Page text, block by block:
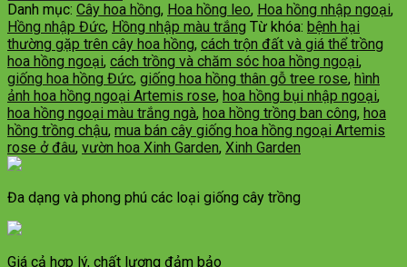
Danh mục: Cây hoa hồng, Hoa hồng leo, Hoa hồng nhập ngoại,
Hồng nhập Đức, Hồng nhập màu trắng Từ khóa: bệnh hại
thường gặp trên cây hoa hồng, cách trộn đất và giá thể trồng
hoa hồng ngoại, cách trồng và chăm sóc hoa hồng ngoại,
giống hoa hồng Đức, giống hoa hồng thân gỗ tree rose, hình
ảnh hoa hồng ngoại Artemis rose, hoa hồng bụi nhập ngoại,
hoa hồng ngoại màu trắng ngà, hoa hồng trồng ban công, hoa
hồng trồng chậu, mua bán cây giống hoa hồng ngoại Artemis
rose ở đâu, vườn hoa Xinh Garden, Xinh Garden
Đa dạng và phong phú các loại giống cây trồng
Giá cả hợp lý, chất lượng đảm bảo